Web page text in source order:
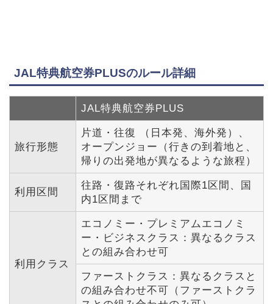
JAL特典航空券PLUSのルール詳細
JAL特典航空券PLUS
旅行形態
片道・往復 （日本発、海外発）、
オープンジョー（行きの到着地と、
帰りの出発地が異なるような旅程）
利用区間
往路・復路それぞれ国際1区間、国
内1区間まで
利用クラス
エコノミー・プレミアムエコノミ
ー・ビジネスクラス：異なるクラス
との組み合わせ可
ファーストクラス：異なるクラスと
の組み合わせ不可（ファーストクラ